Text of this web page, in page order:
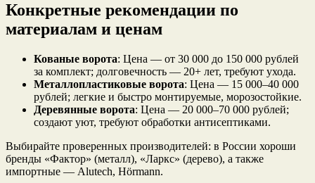
Конкретные рекомендации по
материалам и ценам
Кованые ворота: Цена — от 30 000 до 150 000 рублей
за комплект; долговечность — 20+ лет, требуют ухода.
Металлопластиковые ворота: Цена — 15 000–40 000
рублей; легкие и быстро монтируемые, морозостойкие.
Деревянные ворота: Цена — 20 000–70 000 рублей;
создают уют, требуют обработки антисептиками.
Выбирайте проверенных производителей: в России хороши
бренды «Фактор» (металл), «Ларкс» (дерево), а также
импортные — Alutech, Hörmann.